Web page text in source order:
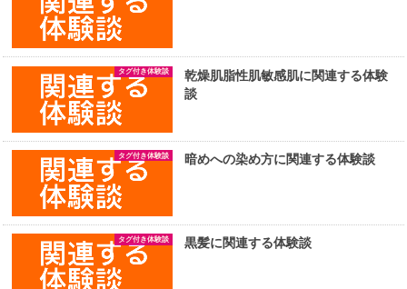
タグ付き体験談
乾燥肌脂性肌敏感肌に関連する体験
談
タグ付き体験談 暗めへの染め方に関連する体験談
タグ付き体験談 黒髪に関連する体験談